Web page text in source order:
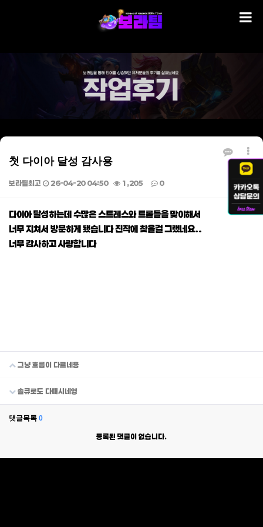
첫 다이아 달성 감사용
보라팀최고 26-04-20 04:50 1,205 0
본문
다이아 달성하는데 수많은 스트레스와 트롤들을 맞이해서
너무 지쳐서 방문하게 됐습니다 진작에 찾을걸 그랬네요..
너무 감사하고 사랑합니다
그냥 흐름이 다르네용
솔큐로도 다패시네영
댓글목록 0
등록된 댓글이 없습니다.